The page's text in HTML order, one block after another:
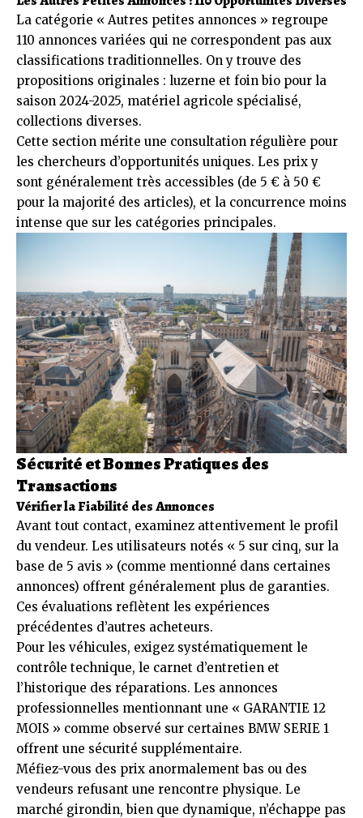
La catégorie « Autres petites annonces » regroupe
110 annonces variées qui ne correspondent pas aux
classifications traditionnelles. On y trouve des
propositions originales : luzerne et foin bio pour la
saison 2024-2025, matériel agricole spécialisé,
collections diverses.
Cette section mérite une consultation régulière pour
les chercheurs d’opportunités uniques. Les prix y
sont généralement très accessibles (de 5 € à 50 €
pour la majorité des articles), et la concurrence moins
intense que sur les catégories principales.
Sécurité et Bonnes Pratiques des
Transactions
Vérifier la Fiabilité des Annonces
Avant tout contact, examinez attentivement le profil
du vendeur. Les utilisateurs notés « 5 sur cinq, sur la
base de 5 avis » (comme mentionné dans certaines
annonces) offrent généralement plus de garanties.
Ces évaluations reflètent les expériences
précédentes d’autres acheteurs.
Pour les véhicules, exigez systématiquement le
contrôle technique, le carnet d’entretien et
l’historique des réparations. Les annonces
professionnelles mentionnant une « GARANTIE 12
MOIS » comme observé sur certaines BMW SERIE 1
offrent une sécurité supplémentaire.
Méfiez-vous des prix anormalement bas ou des
vendeurs refusant une rencontre physique. Le
marché girondin, bien que dynamique, n’échappe pas